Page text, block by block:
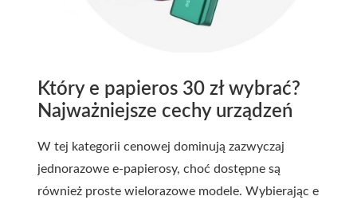
Który e papieros 30 zł wybrać?
Najważniejsze cechy urządzeń
W tej kategorii cenowej dominują zazwyczaj
jednorazowe e-papierosy, choć dostępne są
również proste wielorazowe modele. Wybierając e